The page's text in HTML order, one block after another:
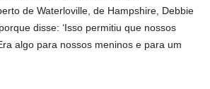
de Waterloville, de Hampshire, Debbie
disse: ‘Isso permitiu que nossos
algo para nossos meninos e para um